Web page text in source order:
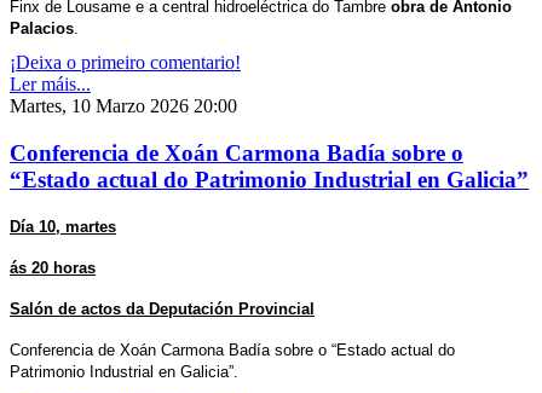
Finx de Lousame e a central hidroeléctrica do Tambre obra de Antonio
Palacios.
¡Deixa o primeiro comentario!
Ler máis...
Martes, 10 Marzo 2026 20:00
Conferencia de Xoán Carmona Badía sobre o
“Estado actual do Patrimonio Industrial en Galicia”
Día 10, martes
ás 20 horas
Salón de actos da Deputación Provincial
Conferencia de Xoán Carmona Badía sobre o “Estado actual do
Patrimonio Industrial en Galicia”.